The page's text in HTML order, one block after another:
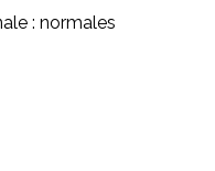
: normales